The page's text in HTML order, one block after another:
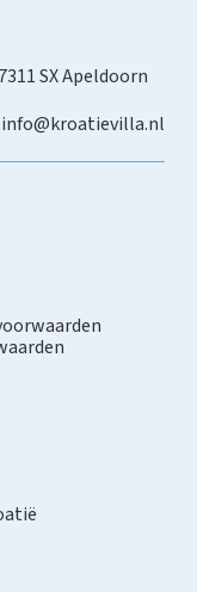
7311 SX Apeldoorn
info@kroatievilla.nl